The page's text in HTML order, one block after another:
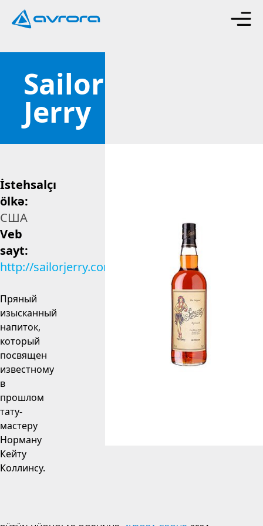
Sailor
Jerry
İstehsalçı
ölkə:
США
Veb
sayt:
http://sailorjerry.com
Пряный
изысканный
напиток,
который
посвящен
известному
в
прошлом
тату-
мастеру
Норману
Кейту
Коллинсу.